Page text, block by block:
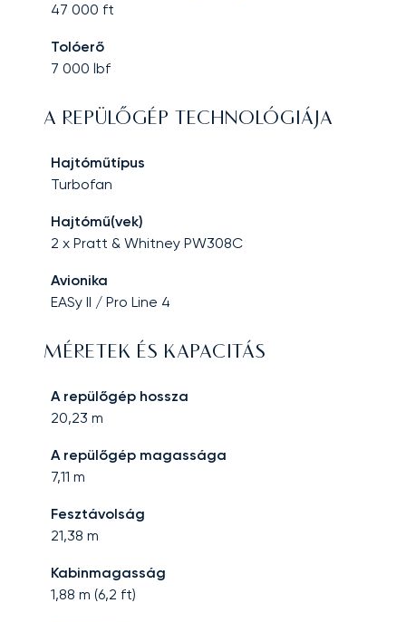
47 000 ft
Tolóerő
7 000 lbf
A REPÜLŐGÉP TECHNOLÓGIÁJA
Hajtóműtípus
Turbofan
Hajtómű(vek)
2 x Pratt & Whitney PW308C
Avionika
EASy II / Pro Line 4
MÉRETEK ÉS KAPACITÁS
A repülőgép hossza
20,23 m
A repülőgép magassága
7,11 m
Fesztávolság
21,38 m
Kabinmagasság
1,88 m (6,2 ft)